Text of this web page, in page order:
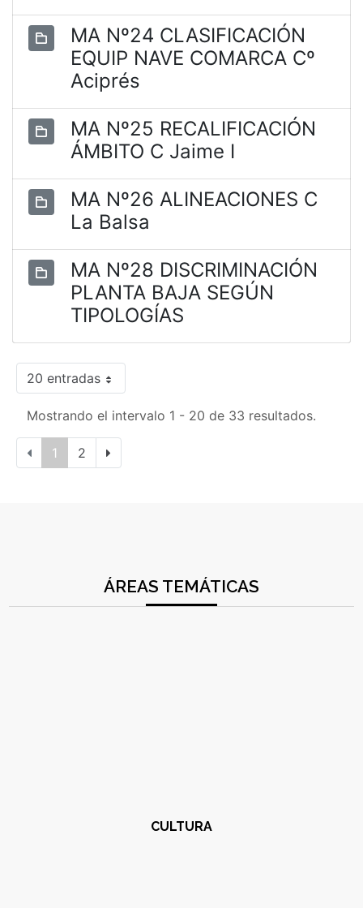
MA Nº24 CLASIFICACIÓN
EQUIP NAVE COMARCA Cº
Aciprés
MA Nº25 RECALIFICACIÓN
ÁMBITO C Jaime I
MA Nº26 ALINEACIONES C
La Balsa
MA Nº28 DISCRIMINACIÓN
PLANTA BAJA SEGÚN
TIPOLOGÍAS
20 entradas
Mostrando el intervalo 1 - 20 de 33 resultados.
1 2
ÁREAS TEMÁTICAS
CULTURA